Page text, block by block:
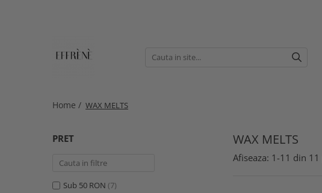
Jesmonite AC100
Jesmonite AC84
Kituri pentru incepatori Jesmonite
Home / WAX MELTS
WAX MELTS
PRET
Sub 50 RON (7)
Afiseaza: 1-11 din 11